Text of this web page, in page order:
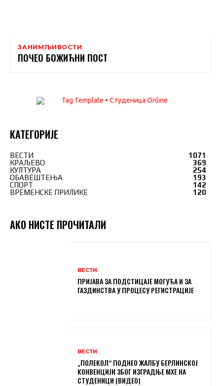
ЗАНИМЉИВОСТИ
ПОЧЕО БОЖИЋНИ ПОСТ
КАТЕГОРИЈЕ
ВЕСТИ
1071
КРАЉЕВО
369
КУЛТУРА
254
ОБАВЕШТЕЊА
193
СПОРТ
142
ВРЕМЕНСКЕ ПРИЛИКЕ
120
АКО НИСТЕ ПРОЧИТАЛИ
ВЕСТИ
ПРИЈАВА ЗА ПОДСТИЦАЈЕ МОГУЋА И ЗА
ГАЗДИНСТВА У ПРОЦЕСУ РЕГИСТРАЦИЈЕ
ВЕСТИ
„ПОЛЕКОЛ“ ПОДНЕО ЖАЛБУ БЕРЛИНСКОЈ
КОНВЕНЦИЈИ ЗБОГ ИЗГРАДЊЕ МХЕ НА
СТУДЕНИЦИ (ВИДЕО)